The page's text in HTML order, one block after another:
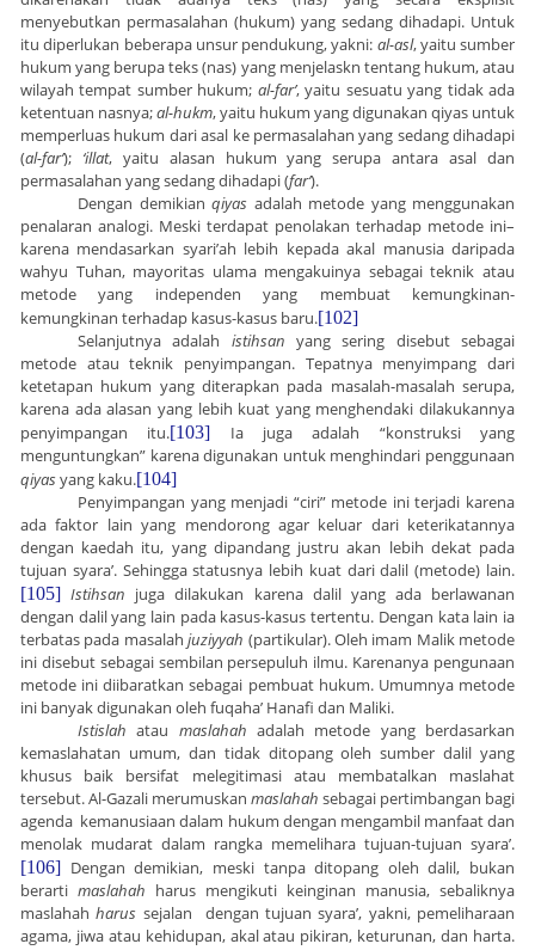
menyebutkan permasalahan (hukum) yang sedang dihadapi. Untuk
itu diperlukan beberapa unsur pendukung, yakni: al-asl, yaitu sumber
hukum yang berupa teks (nas) yang menjelaskn tentang hukum, atau
wilayah tempat sumber hukum; al-far’, yaitu sesuatu yang tidak ada
ketentuan nasnya;al-hukm, yaitu hukum yang digunakan qiyas untuk
memperluas hukum dari asal ke permasalahan yang sedang dihadapi
(al-far’); ‘illat, yaitu alasan hukum yang serupa antara asal dan
permasalahan yang sedang dihadapi (far’).
Dengan demikian qiyas adalah metode yang menggunakan
penalaran analogi. Meski terdapat penolakan terhadap metode ini–
karena mendasarkan syari’ah lebih kepada akal manusia daripada
wahyu Tuhan, mayoritas ulama mengakuinya sebagai teknik atau
metode yang independen yang membuat kemungkinan-
kemungkinan terhadap kasus-kasus baru.[102]
Selanjutnya adalah istihsan yang sering disebut sebagai
metode atau teknik penyimpangan. Tepatnya menyimpang dari
ketetapan hukum yang diterapkan pada masalah-masalah serupa,
karena ada alasan yang lebih kuat yang menghendaki dilakukannya
penyimpangan itu.[103] Ia juga adalah “konstruksi yang
menguntungkan” karena digunakan untuk menghindari penggunaan
qiyasyang kaku.[104]
Penyimpangan yang menjadi “ciri” metode ini terjadi karena
ada faktor lain yang mendorong agar keluar dari keterikatannya
dengan kaedah itu, yang dipandang justru akan lebih dekat pada
tujuan syara’. Sehingga statusnya lebih kuat dari dalil (metode) lain.
[105] Istihsan juga dilakukan karena dalil yang ada berlawanan
dengan dalil yang lain pada kasus-kasus tertentu. Dengan kata lain ia
terbatas pada masalahjuziyyah (partikular). Oleh imam Malik metode
ini disebut sebagai sembilan persepuluh ilmu. Karenanya pengunaan
metode ini diibaratkan sebagai pembuat hukum. Umumnya metode
ini banyak digunakan oleh fuqaha’ Hanafi dan Maliki.
Istislah atau maslahah adalah metode yang berdasarkan
kemaslahatan umum, dan tidak ditopang oleh sumber dalil yang
khusus baik bersifat melegitimasi atau membatalkan maslahat
tersebut. Al-Gazali merumuskan maslahah sebagai pertimbangan bagi
agenda kemanusiaan dalam hukum dengan mengambil manfaat dan
menolak mudarat dalam rangka memelihara tujuan-tujuan syara’.
[106] Dengan demikian, meski tanpa ditopang oleh dalil, bukan
berarti maslahah harus mengikuti keinginan manusia, sebaliknya
maslahahharus sejalan dengan tujuan syara’, yakni, pemeliharaan
agama, jiwa atau kehidupan, akal atau pikiran, keturunan, dan harta.